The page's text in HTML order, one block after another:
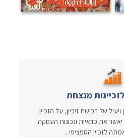
של רכישת זיכיון, על הזכיין
את כדאיות ונכונות העסקה
לזכיין הספציפי...